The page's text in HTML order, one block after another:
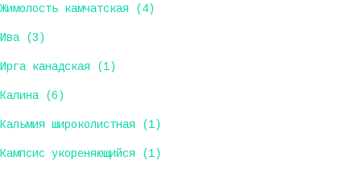
Жимолость камчатская (4)
Ива (3)
Ирга канадская (1)
Калина (6)
Кальмия широколистная (1)
Кампсис укореняющийся (1)